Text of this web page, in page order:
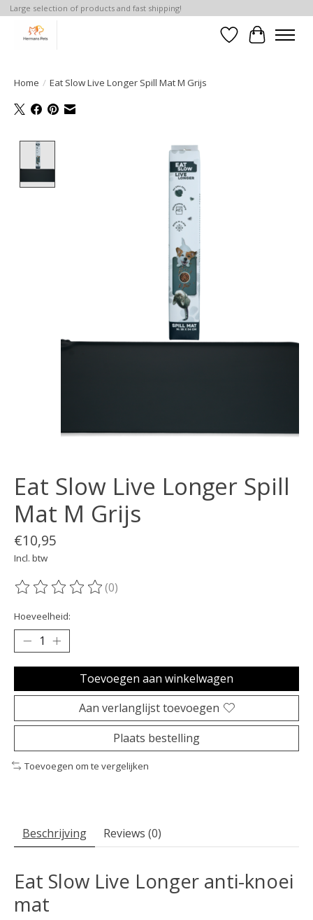
Large selection of products and fast shipping!
Verlanglijst
Home / Eat Slow Live Longer Spill Mat M Grijs
Product image slideshow Items
Eat Slow Live Longer Spill
Mat M Grijs
€10,95
Incl. btw
De beoordeling van dit product is
(0)
Hoeveelheid:
Toevoegen aan winkelwagen
Aan verlanglijst toevoegen
Plaats bestelling
Toevoegen om te vergelijken
Beschrijving Reviews (0)
Eat Slow Live Longer anti-knoei
mat